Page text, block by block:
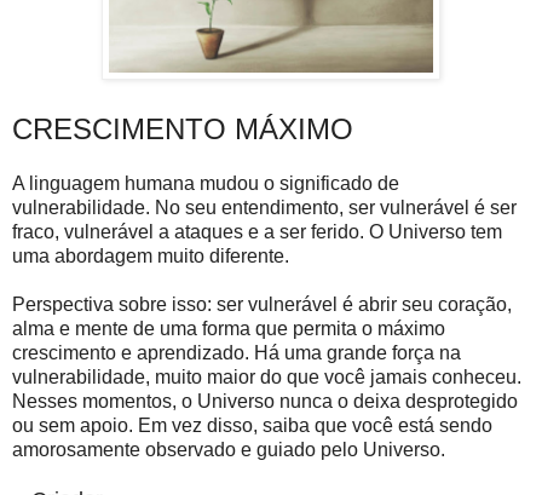
CRESCIMENTO MÁXIMO
A linguagem humana mudou o significado de
vulnerabilidade. No seu entendimento, ser vulnerável é ser
fraco, vulnerável a ataques e a ser ferido. O Universo tem
uma abordagem muito diferente.
Perspectiva sobre isso: ser vulnerável é abrir seu coração,
alma e mente de uma forma que permita o máximo
crescimento e aprendizado. Há uma grande força na
vulnerabilidade, muito maior do que você jamais conheceu.
Nesses momentos, o Universo nunca o deixa desprotegido
ou sem apoio. Em vez disso, saiba que você está sendo
amorosamente observado e guiado pelo Universo.